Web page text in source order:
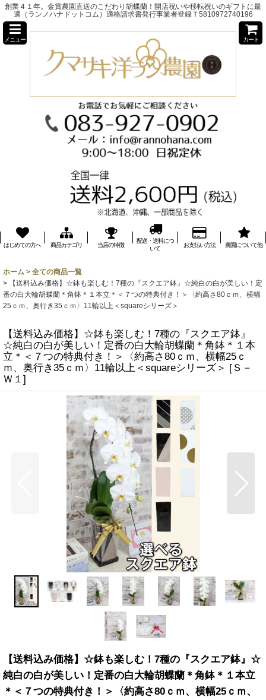
創業４１年。金賞農園直送のこだわり胡蝶蘭！開店祝いや移転祝いのギフトに最
適（ランノハナドットコム）適格請求書発行事業者登録Ｔ5810972740196
メニュー カート
はじめての方へ 商品カテゴリ 当店の特徴
配送・送料につ
いて
お支払い方法 農園について他
ホーム > 全ての商品一覧
>
【送料込み価格】☆鉢も楽しむ！7種の『スクエア鉢』☆純白の白が美しい！定
番の白大輪胡蝶蘭＊角鉢＊１本立＊＜７つの特典付き！＞〈約高さ80ｃｍ、横幅
25ｃｍ、奥行き35ｃｍ〉11輪以上＜squareシリーズ＞
【送料込み価格】☆鉢も楽しむ！7種の『スクエア鉢』
☆純白の白が美しい！定番の白大輪胡蝶蘭＊角鉢＊１本
立＊＜７つの特典付き！＞〈約高さ80ｃｍ、横幅25ｃ
ｍ、奥行き35ｃｍ〉11輪以上＜squareシリーズ＞ [ Ｓ－
Ｗ１ ]
【送料込み価格】☆鉢も楽しむ！7種の『スクエア鉢』☆
純白の白が美しい！定番の白大輪胡蝶蘭＊角鉢＊１本立
＊＜７つの特典付き！＞〈約高さ80ｃｍ、横幅25ｃｍ、